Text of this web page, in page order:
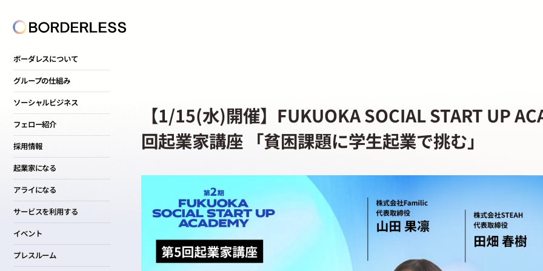
ボーダレスについて
グループの仕組み
ソーシャルビジネス
フェロー紹介
採用情報
起業家になる
アライになる
サービスを利用する
イベント
プレスルーム
【1/15(水)開催】FUKUOKA SOCIAL START UP
回起業家講座 「貧困課題に学生起業で挑む」